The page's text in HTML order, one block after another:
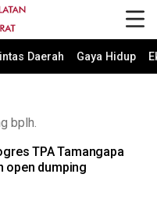
Daerah Gaya Hidup
bplh.
TPA Tamangapa
open dumping